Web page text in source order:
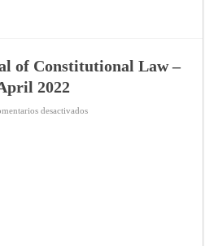
of Constitutional Law –
2022
desactivadosen